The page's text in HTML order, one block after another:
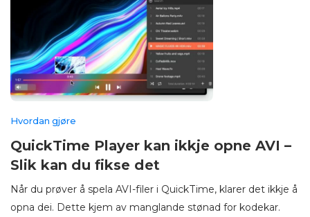
Hvordan gjøre
QuickTime Player kan ikkje opne AVI –
Slik kan du fikse det
Når du prøver å spela AVI-filer i QuickTime, klarer det ikkje å
opna dei. Dette kjem av manglande stønad for kodekar.